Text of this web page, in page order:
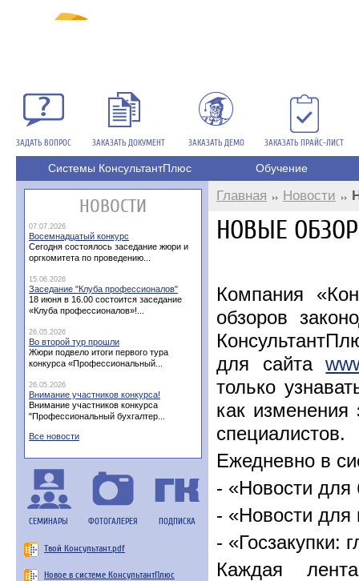
ЗАДАТЬ ВОПРОС ЗАКАЗАТЬ ДОКУМЕНТ ЗАКАЗАТЬ ДЕМО ЗАКАЗАТЬ ПРАЙС-ЛИСТ
Системы КонсультантПлюс Обучение
НОВОСТИ
07.07.2026
Восемнадцатый конкурс
Сегодня состоялось заседание жюри и
оргкомитета по проведению...
15.06.2026
Заседание "Клуба профессионалов"
18 июня в 16.00 состоится заседание
«Клуба профессионалов»!...
26.05.2026
Во второй тур прошли
Жюри подвело итоги первого тура
конкурса «Профессиональный...
26.05.2026
Внимание участников конкурса!
Внимание участников конкурса
"Профессиональный бухгалтер...
Все новости
СЕМИНАРЫ ФОТОГАЛЕРЕЯ ПОДПИСКА
Твой Консультант.pdf
Новое в системе КонсультантПлюс
Главная Новости
НОВЫЕ
Компания
обзоров
для сайта
только
как изменения
специалистов.
Ежедневно в
- «Новости для
- «Новости для
- «Госзакупки:
Каждая